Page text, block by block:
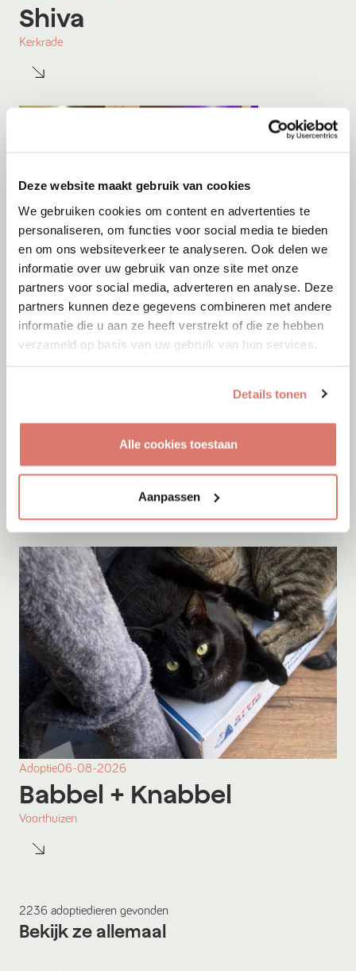
Deze website maakt gebruik van cookies
We gebruiken cookies om content en advertenties te
personaliseren, om functies voor social media te bieden
en om ons websiteverkeer te analyseren. Ook delen we
informatie over uw gebruik van onze site met onze
partners voor social media, adverteren en analyse. Deze
partners kunnen deze gegevens combineren met andere
informatie die u aan ze heeft verstrekt of die ze hebben
verzameld op basis van uw gebruik van hun services.
Details tonen
Alle cookies toestaan
Aanpassen
Shiva
Kerkrade
Wolfey
Adoptie06-08-2026
Babbel + Knabbel
Voorthuizen
2236 adoptiedieren gevonden
Bekijk ze allemaal